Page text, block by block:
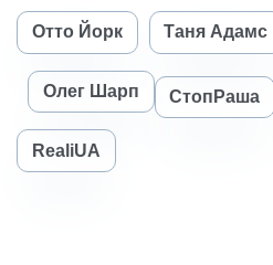
Отто Йорк Таня Адамс
Олег Шарп СтопРаша
RealiUA